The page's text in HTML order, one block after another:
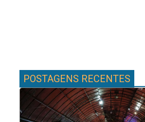
POSTAGENS RECENTES